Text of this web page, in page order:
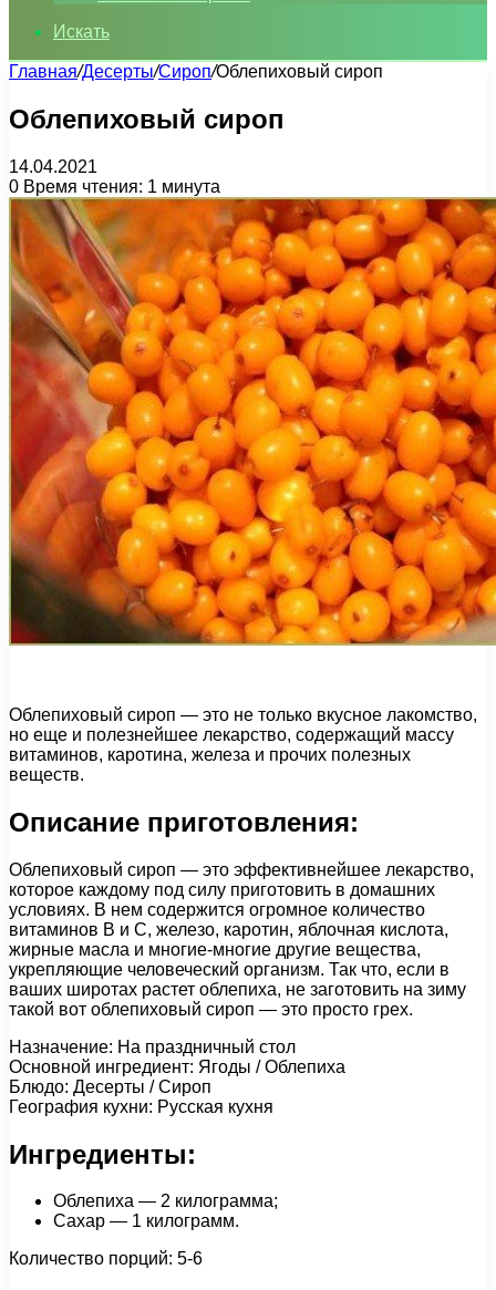
Искать
Главная/Десерты/Сироп/Облепиховый сироп
Облепиховый сироп
14.04.2021
0 Время чтения: 1 минута
Облепиховый сироп — это не только вкусное лакомство,
но еще и полезнейшее лекарство, содержащий массу
витаминов, каротина, железа и прочих полезных
веществ.
Описание приготовления:
Облепиховый сироп — это эффективнейшее лекарство,
которое каждому под силу приготовить в домашних
условиях. В нем содержится огромное количество
витаминов В и С, железо, каротин, яблочная кислота,
жирные масла и многие-многие другие вещества,
укрепляющие человеческий организм. Так что, если в
ваших широтах растет облепиха, не заготовить на зиму
такой вот облепиховый сироп — это просто грех.
Назначение: На праздничный стол
Основной ингредиент: Ягоды / Облепиха
Блюдо: Десерты / Сироп
География кухни: Русская кухня
Ингредиенты:
Облепиха — 2 килограмма;
Сахар — 1 килограмм.
Количество порций: 5-6